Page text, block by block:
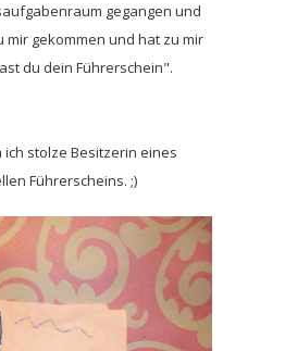
gegangen und
mir gekommen und hat zu mir
du dein Führerschein".
ich stolze Besitzerin eines
Führerscheins. ;)